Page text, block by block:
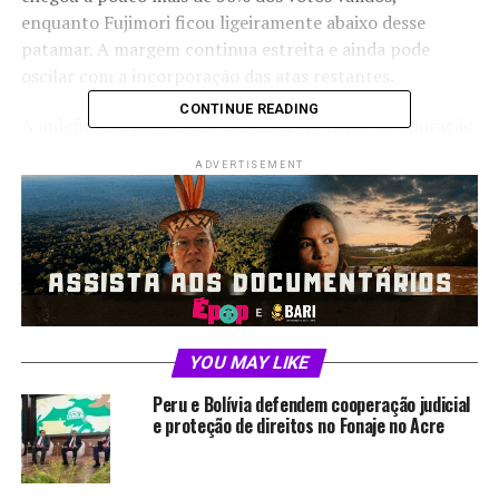
enquanto Fujimori ficou ligeiramente abaixo desse
patamar. A margem continua estreita e ainda pode
A indefinição também se explica pelo ritmo da apuração
manuais. Por isso, a confirmação oficial do vencedor não
deve ser imediata. A autoridade eleitoral trabalha com
uma contagem mais demorada, e o desfecho pode levar
dias.
A eleição deste ano volta a expor a divisão política no
Peru. Fujimori concentrou força maior em áreas
urbanas, especialmente em Lima, enquanto Sánchez
Presidência em meio a um cenário de desgaste
institucional e alta instabilidade, num país que tem
trocado de comando com frequência nos últimos anos.
CONTINUE READING
ADVERTISEMENT
YOU MAY LIKE
Peru e Bolívia defendem cooperação judicial
e proteção de direitos no Fonaje no Acre